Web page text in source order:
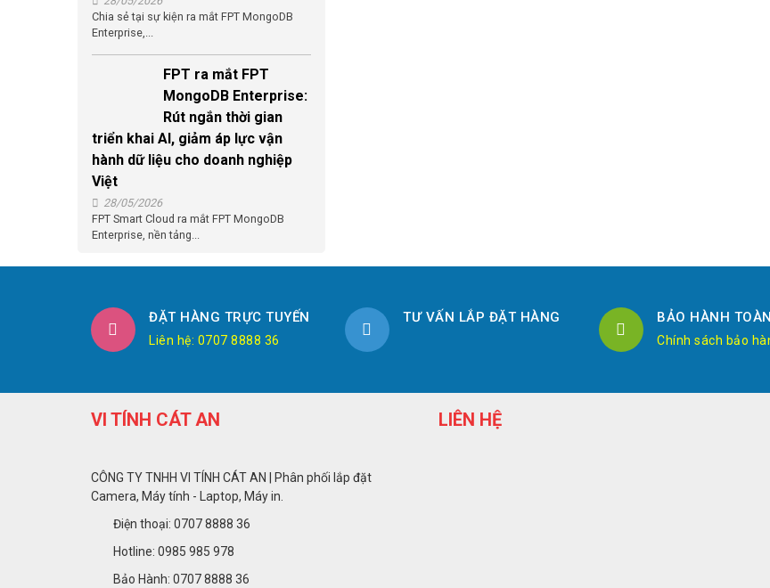
Chia sẻ tại sự kiện ra mắt FPT MongoDB
Enterprise,...
FPT ra mắt FPT
MongoDB Enterprise:
Rút ngắn thời gian
triển khai AI, giảm áp lực vận
hành dữ liệu cho doanh nghiệp
Việt
28/05/2026
FPT Smart Cloud ra mắt FPT MongoDB
Enterprise, nền tảng...
ĐẶT HÀNG TRỰC TUYẾN
Liên hệ: 0707 8888 36
TƯ VẤN LẮP ĐẶT HÀNG BẢO HÀNH
Chính sách bảo
VI TÍNH CÁT AN
CÔNG TY TNHH VI TÍNH CÁT AN | Phân phối lắp đặt
Camera, Máy tính - Laptop, Máy in.
Điện thoại: 0707 8888 36
Hotline: 0985 985 978
Bảo Hành: 0707 8888 36
LIÊN HỆ